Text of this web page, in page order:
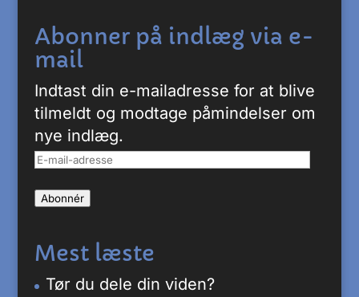
Abonner på indlæg via e-
mail
Indtast din e-mailadresse for at blive
tilmeldt og modtage påmindelser om
nye indlæg.
E-
adresse
Abonnér
Mest læste
Tør du dele din viden?